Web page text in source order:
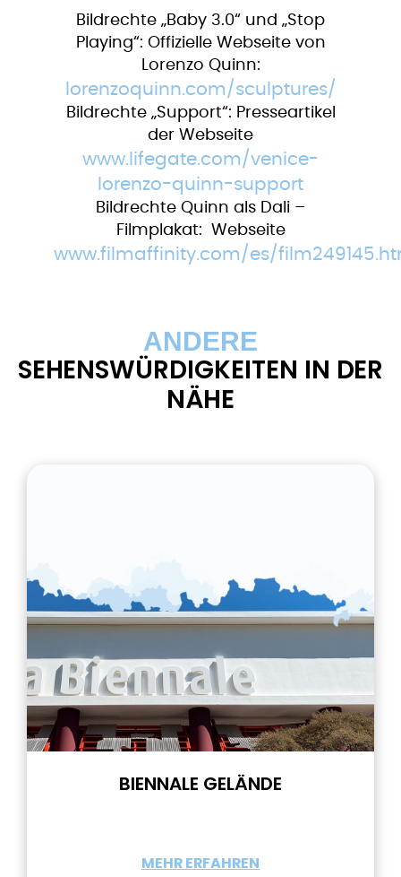
Bildrechte „Baby 3.0“ und „Stop
Playing“: Offizielle Webseite von
Lorenzo Quinn:
lorenzoquinn.com/sculptures/
Bildrechte „Support“: Presseartikel
der Webseite
www.lifegate.com/venice-
lorenzo-quinn-support
Bildrechte Quinn als Dali –
Filmplakat: Webseite
www.filmaffinity.com/es/
ANDERE
SEHENSWÜRDIGKEITEN IN DER
NÄHE
BIENNALE GELÄNDE
MEHR ERFAHREN